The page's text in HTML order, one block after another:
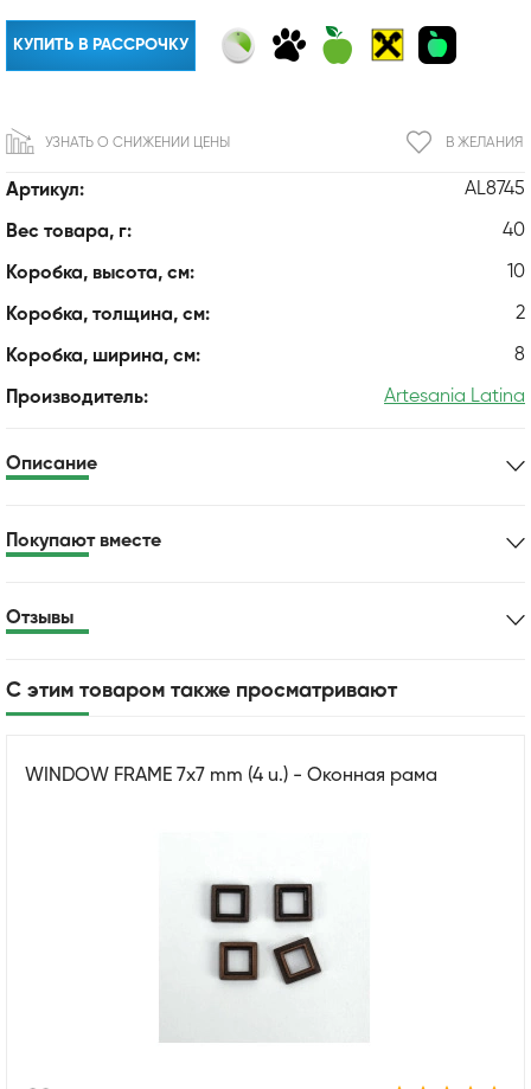
Артикул: AL8745
Вес товара, г: 40
Коробка, высота, см: 10
Коробка, толщина, см: 2
Коробка, ширина, см: 8
Производитель: Artesania Latina
КУПИТЬ В РАССРОЧКУ
В ЖЕЛАНИЯ
УЗНАТЬ О СНИЖЕНИИ ЦЕНЫ
Описание
Покупают вместе
Отзывы
С этим товаром также просматривают
WINDOW FRAME 7x7 mm (4 u.) - Оконная рама